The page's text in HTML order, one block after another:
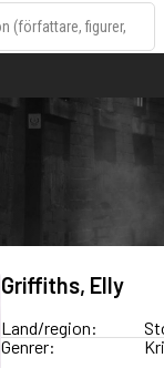
Griffiths, Elly
Land/region:
Genrer: